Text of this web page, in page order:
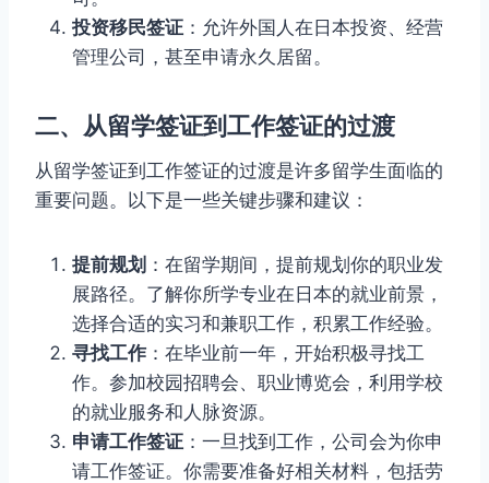
投资移民签证 ：允许外国人在日本投资、经营
管理公司，甚至申请永久居留。
二、从留学签证到工作签证的过渡
从留学签证到工作签证的过渡是许多留学生面临的
重要问题。以下是一些关键步骤和建议：
提前规划 ：在留学期间，提前规划你的职业发
展路径。了解你所学专业在日本的就业前景，
选择合适的实习和兼职工作，积累工作经验。
寻找工作 ：在毕业前一年，开始积极寻找工
作。参加校园招聘会、职业博览会，利用学校
的就业服务和人脉资源。
申请工作签证 ：一旦找到工作，公司会为你申
请工作签证。你需要准备好相关材料，包括劳